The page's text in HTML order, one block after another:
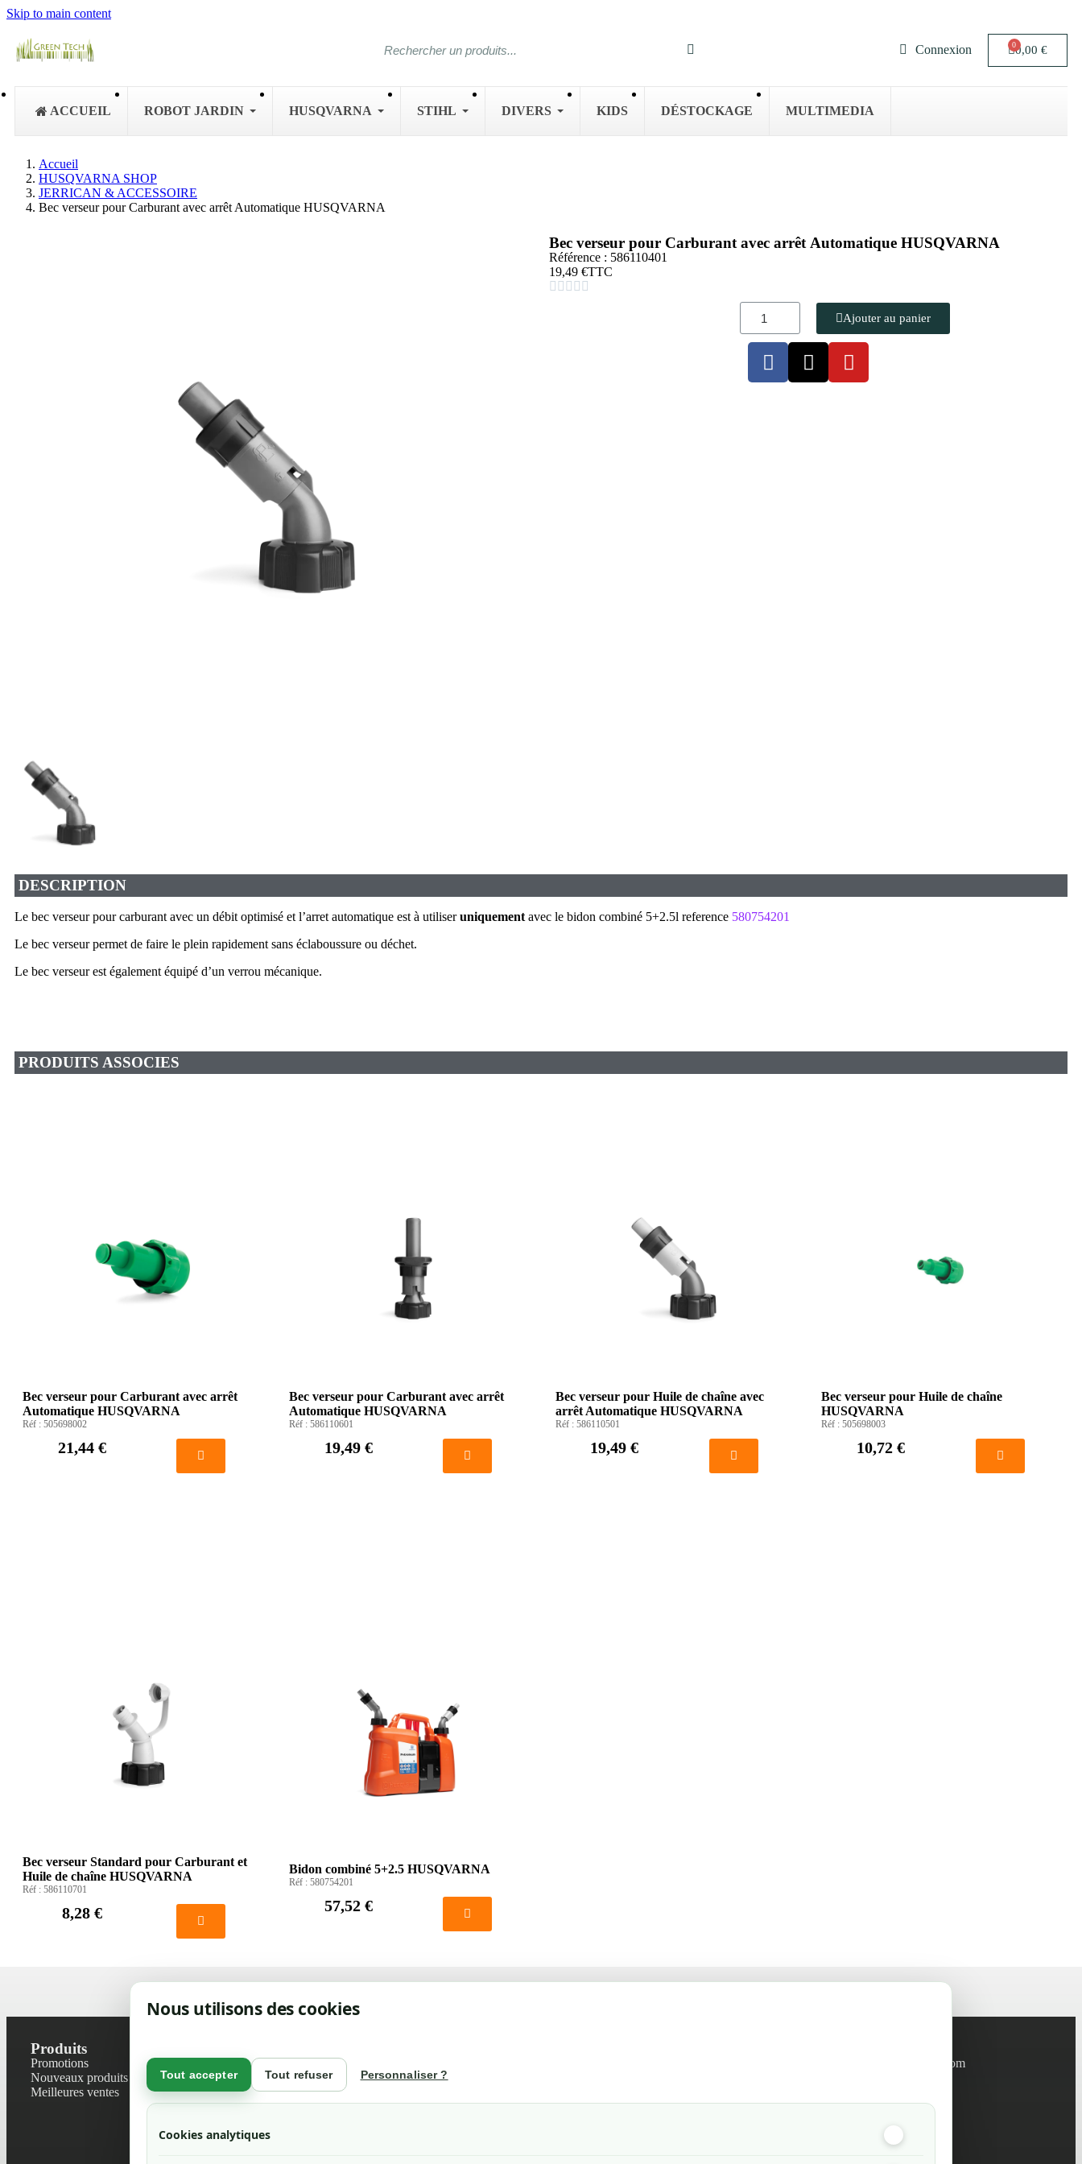
Nous utilisons des cookies
Tout accepter Tout refuser Personnaliser ?
Cookies analytiques
Skip to main content
Connexion 0,00 €
ACCUEIL ROBOT JARDIN HUSQVARNA STIHL DIVERS KIDS DÉSTOCKAGE MULTIMEDIA
Accueil
HUSQVARNA SHOP
JERRICAN & ACCESSOIRE
Bec verseur pour Carburant avec arrêt Automatique HUSQVARNA
Bec verseur pour Carburant avec arrêt Automatique HUSQVARNA
Référence : 586110401
19,49 €TTC
    
Ajouter au panier
DESCRIPTION
Le bec verseur pour carburant avec un débit optimisé et l’arret automatique est à utiliseruniquement avec le bidon combiné 5+2.5l reference 580754201
Le bec verseur permet de faire le plein rapidement sans éclaboussure ou déchet.
Le bec verseur est également équipé d’un verrou mécanique.
PRODUITS ASSOCIES
Bec verseur pour Carburant avec arrêt
Automatique HUSQVARNA
Réf : 505698002
21,44 €
Bec verseur pour Carburant avec arrêt
Automatique HUSQVARNA
Réf : 586110601
19,49 €
Bec verseur pour Huile de chaîne avec
arrêt Automatique HUSQVARNA
Réf : 586110501
19,49 €
Bec verseur pour Huile de chaîne
HUSQVARNA
Réf :505698003
10,72 €
Bec verseur Standard pour Carburant et
Huile de chaîne HUSQVARNA
Réf : 586110701
8,28 €
Bidon combiné 5+2.5 HUSQVARNA
Réf : 580754201
57,52 €
Produits
Promotions
Nouveaux produits
Meilleures ventes
Contactez-nous
Plan du site
Magasin
Mentions légales
info@green-tech-shop.com